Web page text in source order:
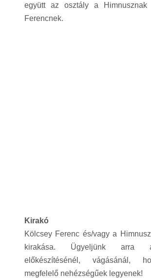
együtt az osztály a Himnusznak
Ferencnek.
Kirakó
Kölcsey Ferenc és/vagy a
kirakása. Ügyeljünk arra
előkészítésénél, vágásánál,
megfelelő nehézségűek legyenek!